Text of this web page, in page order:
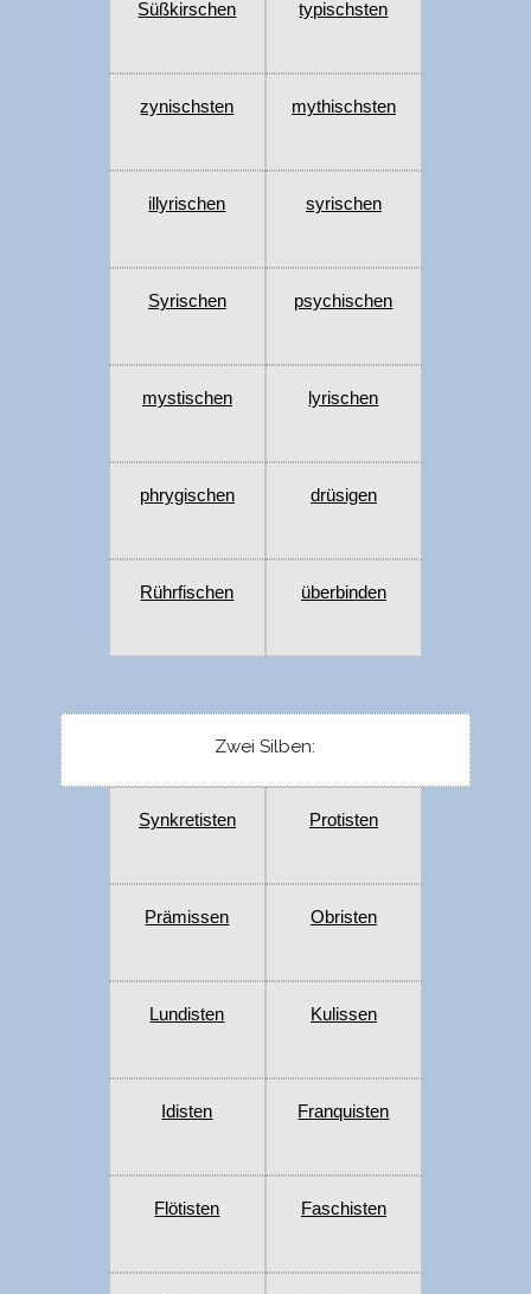
Süßkirschen typischsten
zynischsten mythischsten
illyrischen syrischen
Syrischen psychischen
mystischen lyrischen
phrygischen drüsigen
Rührfischen überbinden
Zwei Silben:
Synkretisten Protisten
Prämissen Obristen
Lundisten Kulissen
Idisten Franquisten
Flötisten Faschisten